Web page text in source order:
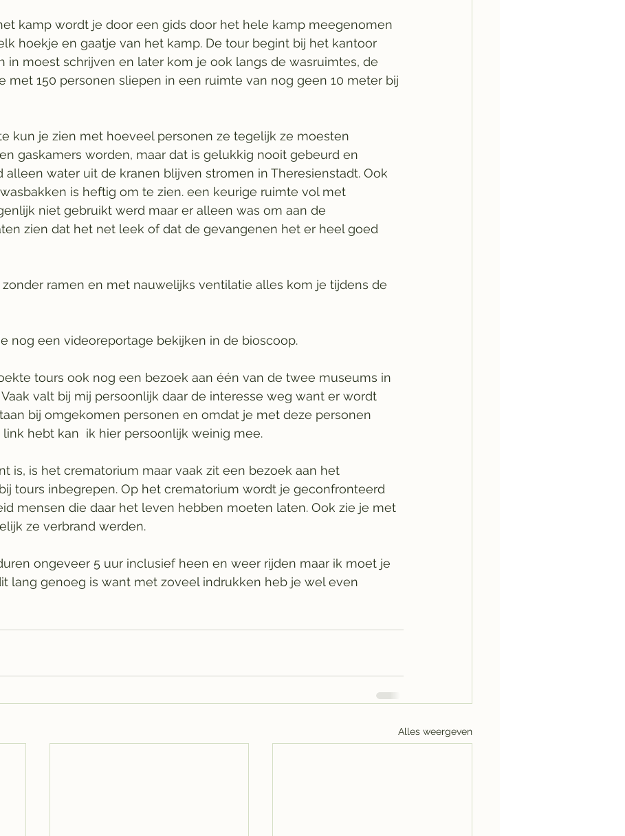
kamp wordt je door een gids door het hele kamp meegenomen
hoekje en gaatje van het kamp. De tour begint bij het kantoor
in moest schrijven en later kom je ook langs de wasruimtes, de
met 150 personen sliepen in een ruimte van nog geen 10 meter bij
kun je zien met hoeveel personen ze tegelijk ze moesten
gaskamers worden, maar dat is gelukkig nooit gebeurd en
alleen water uit de kranen blijven stromen in Theresienstadt. Ook
is heftig om te zien. een keurige ruimte vol met
niet gebruikt werd maar er alleen was om aan de
zien dat het net leek of dat de gevangenen het er heel goed
ramen en met nauwelijks ventilatie alles kom je tijdens de
nog een videoreportage bekijken in de bioscoop.
tours ook nog een bezoek aan één van de twee museums in
valt bij mij persoonlijk daar de interesse weg want er wordt
bij omgekomen personen en omdat je met deze personen
hebt kan  ik hier persoonlijk weinig mee.
is, is het crematorium maar vaak zit een bezoek aan het
tours inbegrepen. Op het crematorium wordt je geconfronteerd
mensen die daar het leven hebben moeten laten. Ook zie je met
ze verbrand werden.
ongeveer 5 uur inclusief heen en weer rijden maar ik moet je
lang genoeg is want met zoveel indrukken heb je wel even
Alles weergeven